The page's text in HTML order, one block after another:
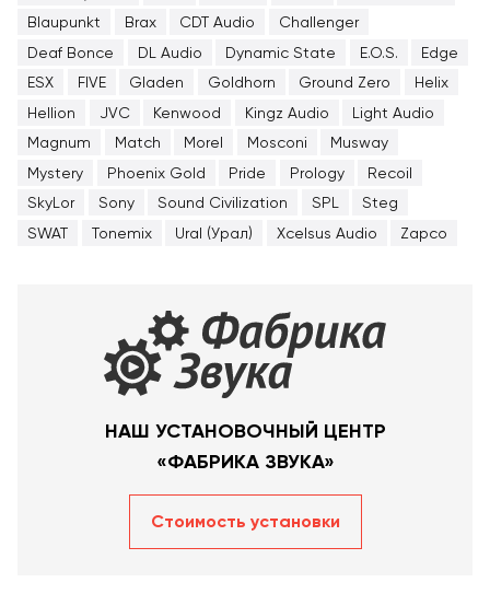
Blaupunkt
Brax CDT Audio
Challenger
Deaf Bonce
DL Audio Dynamic State E.O.S.
Edge
ESX
FIVE Gladen Goldhorn Ground Zero
Helix
Hellion
JVC Kenwood Kingz Audio
Light Audio
Magnum
Match Morel Mosconi
Musway
Mystery
Phoenix Gold Pride Prology
Recoil
SkyLor
Sony Sound Civilization SPL
Steg
SWAT
Tonemix Ural (Урал) Xcelsus Audio Zapco
НАШ УСТАНОВОЧНЫЙ ЦЕНТР
«ФАБРИКА ЗВУКА»
Стоимость уcтановки